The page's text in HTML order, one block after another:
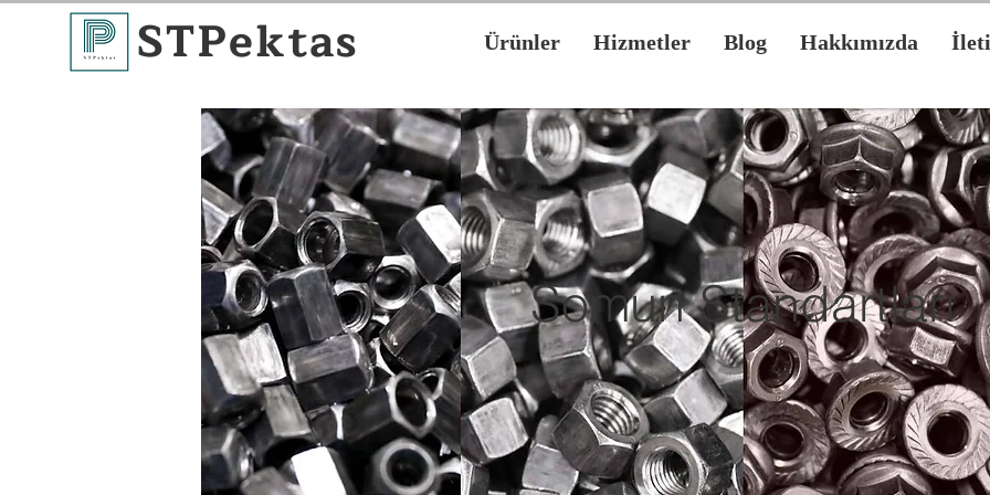
STPektas Ürünler Hizmetler Blog Hakkımızda
Somun Standartları